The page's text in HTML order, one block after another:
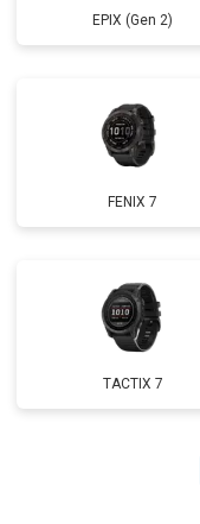
EPIX (Gen 2)
FENIX 7
TACTIX 7